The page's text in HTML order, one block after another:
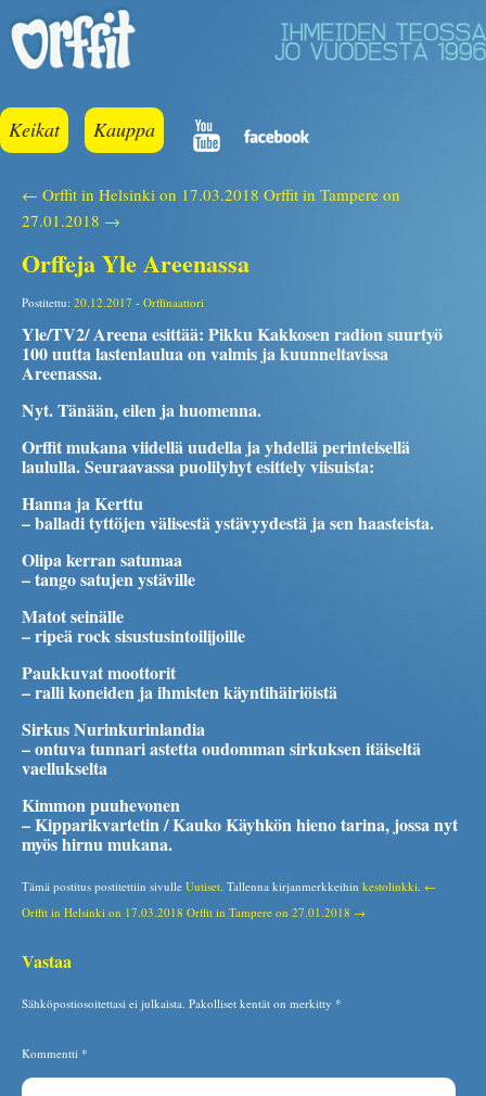
Keikat Kauppa
← Orffit in Helsinki on 17.03.2018 Orffit in Tampere on
27.01.2018 →
Orffeja Yle Areenassa
Postitettu: 20.12.2017 - Orffinaattori
Yle/TV2/ Areena esittää: Pikku Kakkosen radion suurtyö
100 uutta lastenlaulua on valmis ja kuunneltavissa
Areenassa.
Nyt. Tänään, eilen ja huomenna.
Orffit mukana viidellä uudella ja yhdellä perinteisellä
laululla. Seuraavassa puolilyhyt esittely viisuista:
Hanna ja Kerttu
– balladi tyttöjen välisestä ystävyydestä ja sen haasteista.
Olipa kerran satumaa
– tango satujen ystäville
Matot seinälle
– ripeä rock sisustusintoilijoille
Paukkuvat moottorit
– ralli koneiden ja ihmisten käyntihäiriöistä
Sirkus Nurinkurinlandia
– ontuva tunnari astetta oudomman sirkuksen itäiseltä
vaellukselta
Kimmon puuhevonen
– Kipparikvartetin / Kauko Käyhkön hieno tarina, jossa nyt
myös hirnu mukana.
Tämä postitus postitettiin sivulle Uutiset . Tallenna kirjanmerkkeihin kestolinkki ←
Orffit in Helsinki on 17.03.2018 Orffit in Tampere on 27.01.2018 →
Vastaa
Sähköpostiosoitettasi ei julkaista. Pakolliset kentät on merkitty *
Kommentti *